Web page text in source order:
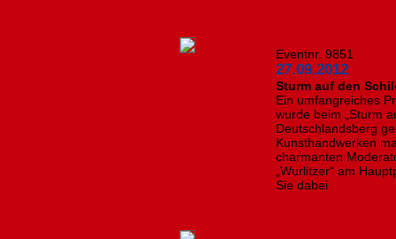
Eventnr. 9851
27.09.2012
Sturm auf den
Ein umfangreiches
wurde beim „Sturm
Deutschlandsberg
Kunsthandwerken
charmanten
„Wurlitzer“ am
Sie dabei